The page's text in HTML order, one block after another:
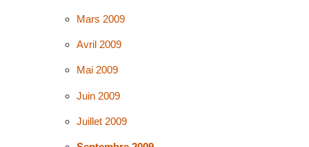
Mars 2009
Avril 2009
Mai 2009
Juin 2009
Juillet 2009